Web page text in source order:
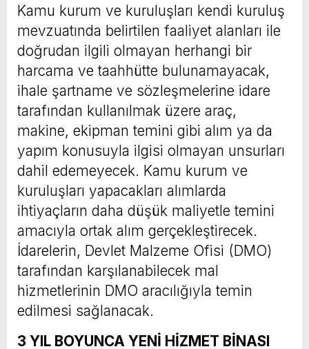
Kamu kurum ve kuruluşları kendi kuruluş
mevzuatında belirtilen faaliyet alanları ile
doğrudan ilgili olmayan herhangi bir
harcama ve taahhütte bulunamayacak,
ihale şartname ve sözleşmelerine idare
tarafından kullanılmak üzere araç,
makine, ekipman temini gibi alım ya da
yapım konusuyla ilgisi olmayan unsurları
dahil edemeyecek. Kamu kurum ve
kuruluşları yapacakları alımlarda
ihtiyaçların daha düşük maliyetle temini
amacıyla ortak alım gerçekleştirecek.
İdarelerin, Devlet Malzeme Ofisi (DMO)
tarafından karşılanabilecek mal
hizmetlerinin DMO aracılığıyla temin
edilmesi sağlanacak.
3 YIL BOYUNCA YENİ HİZMET BİNASI